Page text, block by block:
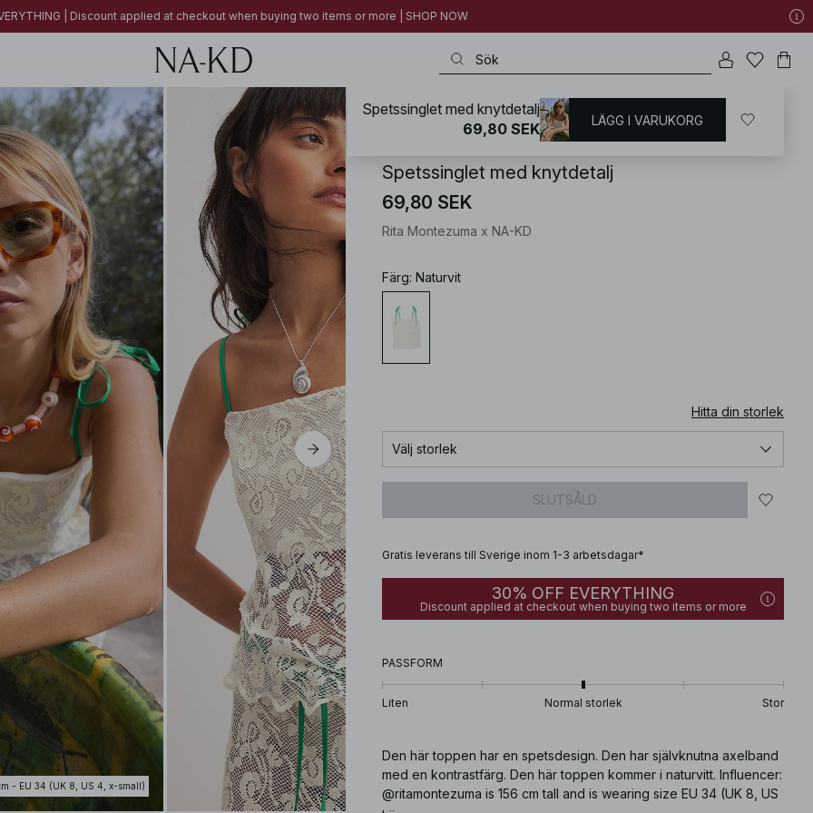
| Discount applied at checkout when buying two items or more | SHOP NOW
- EU 34 (UK 8, US 4, x-small)
Toppar / Knyttoppar
Spetssinglet med knytdetalj
69,80 SEK
Rita Montezuma x NA-KD
Färg: Naturvit
Hitta din storlek
Välj storlek
SLUTSÅLD
Gratis leverans till Sverige inom 1-3 arbetsdagar*
30% OFF EVERYTHING
Discount applied at checkout when buying two items or more
PASSFORM
Liten Normal storlek Stor
Den här toppen har en spetsdesign. Den har självknutna axelband
med en kontrastfärg. Den här toppen kommer i naturvitt. Influencer:
@ritamontezuma is 156 cm tall and is wearing size EU 34 (UK 8, US
Spetssinglet med knytdetalj
69,80 SEK
LÄGG I VARUKORG